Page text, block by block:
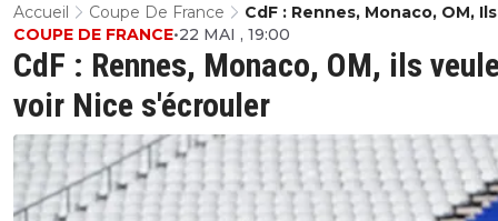
Accueil Coupe De France
CdF : Rennes, Monaco, OM, Ils
Veulent Voir Nice S'écrouler
CdF : Rennes, Monaco, OM, ils
voir Nice s'écrouler
COUPE DE FRANCE•22 MAI , 19:00